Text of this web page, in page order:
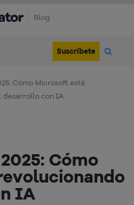
Blog
Suscríbete
Cómo Microsoft está
desarrollo con IA
Cómo
IA